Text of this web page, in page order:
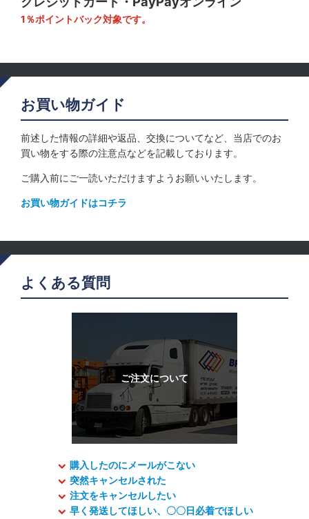
1％ポイントバック対象です。
お買い物ガイド
前述した情報の詳細や返品、交換についてなど、当店でのお
買い物をする際の注意点などを記載しております。
ご購入前にご一読いただけますようお願いいたします。
お買い物ガイドはコチラ
よくある質問
購入したのにメールがこない
突然キャンセルされた
注文をキャンセルしたい
早く発送してほしい、〇〇日必着でほしい